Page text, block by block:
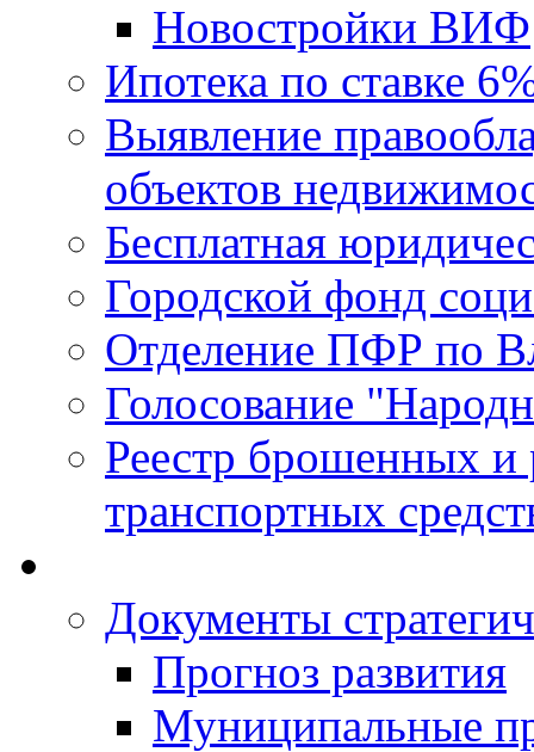
Новостройки ВИФ
Ипотека по ставке
Выявление
объектов
Бесплатная
Городской фонд
Отделение ПФР по
Голосование
Реестр брошенных и
транспортных
Документы
Прогноз развития
Муниципальные